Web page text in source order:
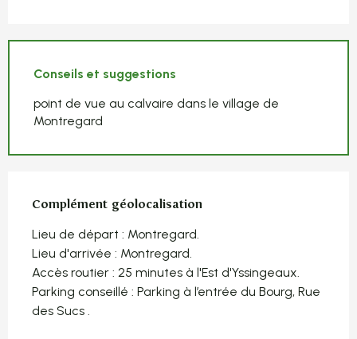
Conseils et suggestions
point de vue au calvaire dans le village de
Montregard
Complément géolocalisation
Complément géolocalisation
Lieu de départ : Montregard.
Lieu d'arrivée : Montregard.
Accès routier : 25 minutes à l'Est d'Yssingeaux.
Parking conseillé : Parking à l’entrée du Bourg, Rue
des Sucs .